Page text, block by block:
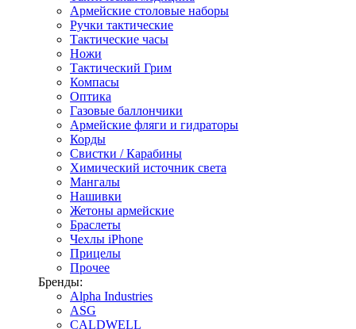
Армейские столовые наборы
Ручки тактические
Тактические часы
Ножи
Тактический Грим
Компасы
Оптика
Газовые баллончики
Армейские фляги и гидраторы
Корды
Свистки / Карабины
Химический источник света
Мангалы
Нашивки
Жетоны армейские
Браслеты
Чехлы iPhone
Прицелы
Прочее
Бренды:
Alpha Industries
ASG
CALDWELL